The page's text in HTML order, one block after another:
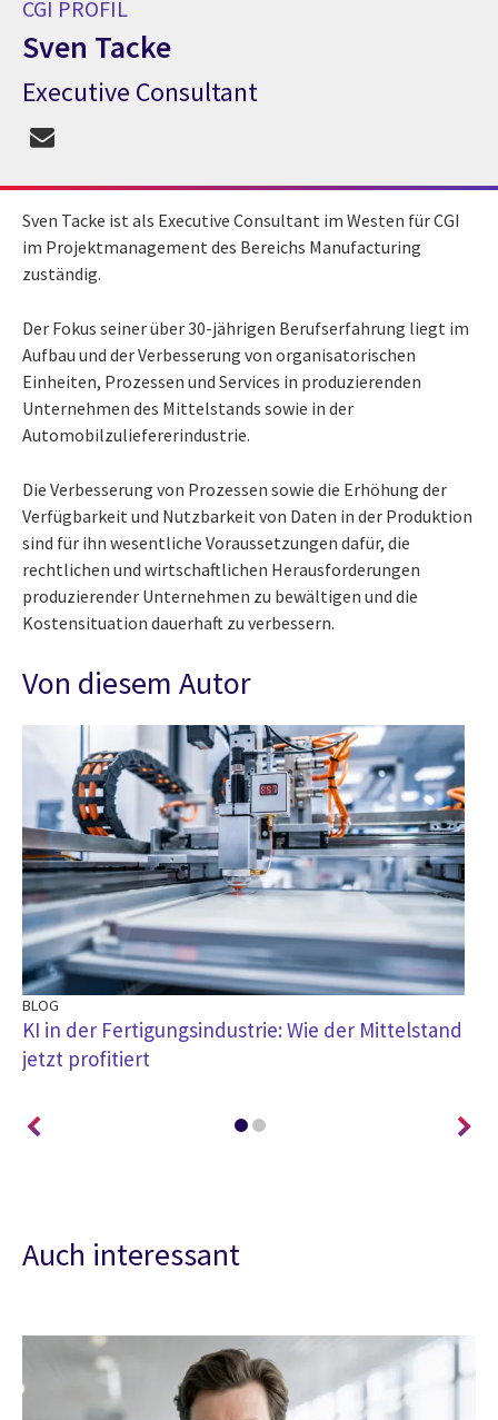
CGI PROFIL
Sven Tacke
CGI Profil Sven Tacke
Executive Consultant
Sven Tacke ist als Executive Consultant im Westen für CGI
im Projektmanagement des Bereichs Manufacturing
zuständig.
Der Fokus seiner über 30-jährigen Berufserfahrung liegt im
Aufbau und der Verbesserung von organisatorischen
Einheiten, Prozessen und Services in produzierenden
Unternehmen des Mittelstands sowie in der
Automobilzuliefererindustrie.
Die Verbesserung von Prozessen sowie die Erhöhung der
Verfügbarkeit und Nutzbarkeit von Daten in der Produktion
sind für ihn wesentliche Voraussetzungen dafür, die
rechtlichen und wirtschaftlichen Herausforderungen
produzierender Unternehmen zu bewältigen und die
Kostensituation dauerhaft zu verbessern.
Von diesem Autor
BLOG
KI in der Fertigungsindustrie: Wie der Mittelstand
jetzt profitiert
Auch interessant